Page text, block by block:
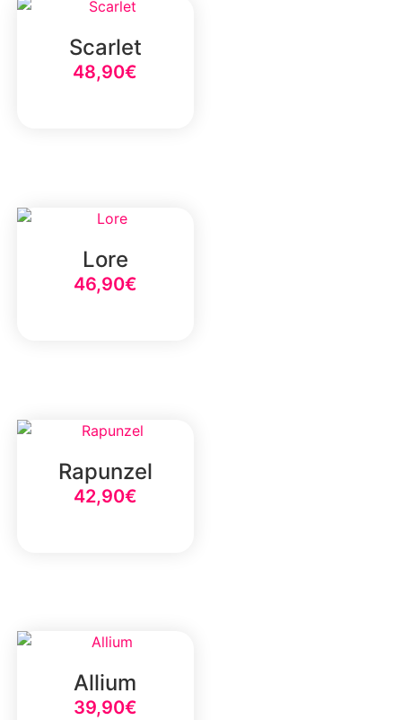
Scarlet
48,90€
Lore
46,90€
Rapunzel
42,90€
Allium
39,90€